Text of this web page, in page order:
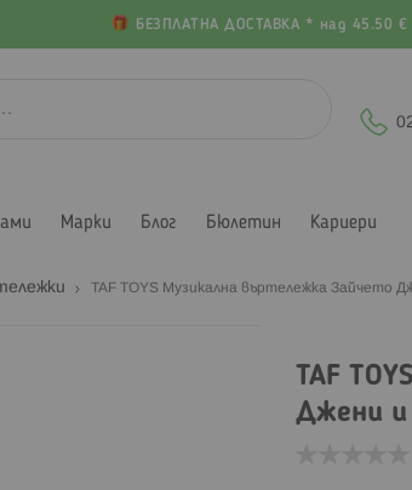
БЕЗПЛАТНА ДОСТАВКА * над 45.50 €
Марки Блог Бюлетин Кариери
TAF TOYS Музикална въртележка Зайчето
TAF
Джени и